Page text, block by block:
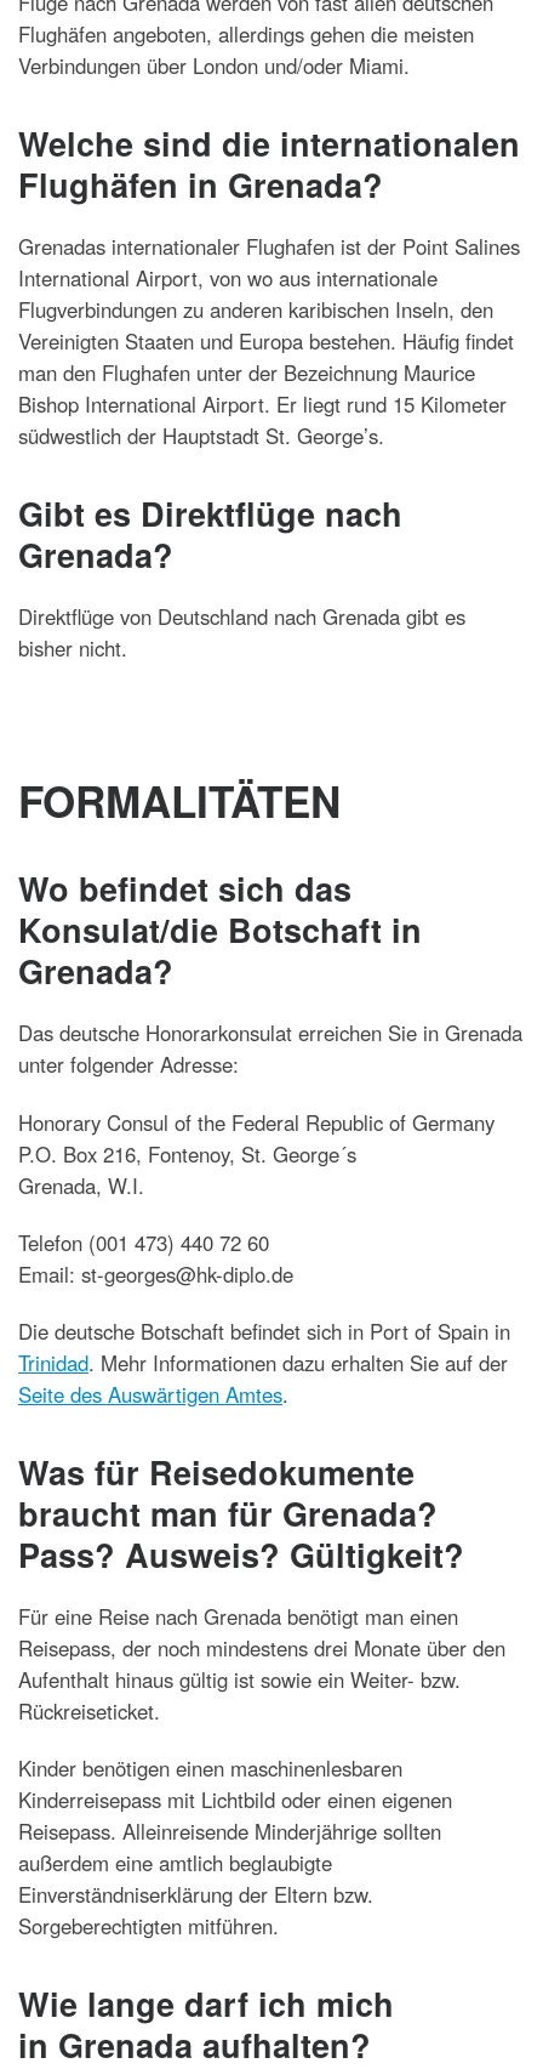
Flughäfen angeboten, allerdings gehen die meisten
Verbindungen über London und/oder Miami.
Welche sind die internationalen
Flughäfen in Grenada?
Grenadas internationaler Flughafen ist der Point Salines
International Airport, von wo aus internationale
Flugverbindungen zu anderen karibischen Inseln, den
Vereinigten Staaten und Europa bestehen. Häufig findet
man den Flughafen unter der Bezeichnung Maurice
Bishop International Airport. Er liegt rund 15 Kilometer
südwestlich der Hauptstadt St. George’s.
Gibt es Direktflüge nach
Grenada?
Direktflüge von Deutschland nach Grenada gibt es
bisher nicht.
FORMALITÄTEN
Wo befindet sich das
Konsulat/die Botschaft in
Grenada?
Das deutsche Honorarkonsulat erreichen Sie in Grenada
unter folgender Adresse:
Honorary Consul of the Federal Republic of Germany
P.O. Box 216, Fontenoy, St. George´s
Grenada, W.I.
Telefon (001 473) 440 72 60
Email: st-georges@hk-diplo.de
Die deutsche Botschaft befindet sich in Port of Spain in
Trinidad. Mehr Informationen dazu erhalten Sie auf der
Seite des Auswärtigen Amtes.
Was für Reisedokumente
braucht man für Grenada?
Pass? Ausweis? Gültigkeit?
Für eine Reise nach Grenada benötigt man einen
Reisepass, der noch mindestens drei Monate über den
Aufenthalt hinaus gültig ist sowie ein Weiter- bzw.
Rückreiseticket.
Kinder benötigen einen maschinenlesbaren
Kinderreisepass mit Lichtbild oder einen eigenen
Reisepass. Alleinreisende Minderjährige sollten
außerdem eine amtlich beglaubigte
Einverständniserklärung der Eltern bzw.
Sorgeberechtigten mitführen.
Wie lange darf ich mich
in Grenada aufhalten?